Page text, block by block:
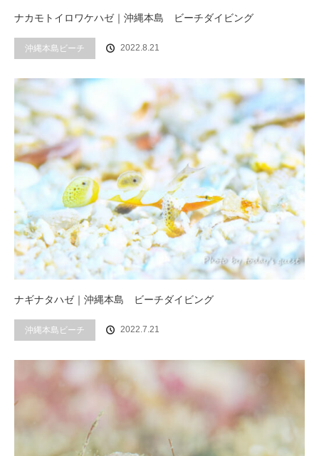
ナカモトイロワケハゼ｜沖縄本島 ビーチダイビング
沖縄本島ビーチ 2022.8.21
ナギナタハゼ｜沖縄本島 ビーチダイビング
沖縄本島ビーチ 2022.7.21